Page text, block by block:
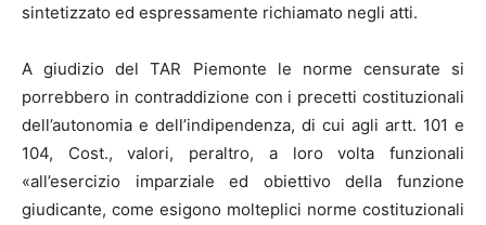
sintetizzato ed espressamente richiamato negli atti.
A giudizio del TAR Piemonte le norme censurate si
porrebbero in contraddizione con i precetti costituzionali
dell’autonomia e dell’indipendenza, di cui agli artt. 101 e
104, Cost., valori, peraltro, a loro volta funzionali
«all’esercizio imparziale ed obiettivo della funzione
giudicante, come esigono molteplici norme costituzionali